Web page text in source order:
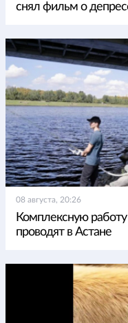
снял фильм о
08 августа, 20:26
Комплексную
проводят в Астане